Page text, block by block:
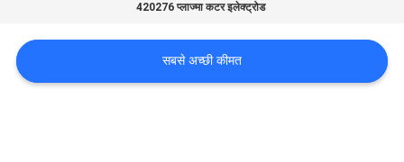
का
अनुरोध
420276 प्लाज्मा कटर इलेक्ट्रोड
सबसे अच्छी कीमत